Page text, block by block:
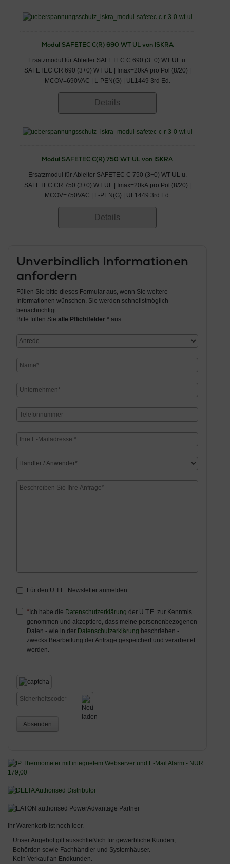
Modul SAFETEC C(R) 690 WT UL von ISKRA
Ersatzmodul für Ableiter SAFETEC C 690 (3+0) WT UL u.
SAFETEC CR 690 (3+0) WT UL | Imax=20kA pro Pol (8/20) |
MCOV=690VAC | L-PEN(G) | UL1449 3rd Ed.
Details
Modul SAFETEC C(R) 750 WT UL von ISKRA
Ersatzmodul für Ableiter SAFETEC C 750 (3+0) WT UL u.
SAFETEC CR 750 (3+0) WT UL | Imax=20kA pro Pol (8/20) |
MCOV=750VAC | L-PEN(G) | UL1449 3rd Ed.
Details
Unverbindlich Informationen
anfordern
Füllen Sie bitte dieses Formular aus, wenn Sie weitere
Informationen wünschen. Sie werden schnellstmöglich
benachrichtigt.
Bitte füllen Sie alle Pflichtfelder * aus.
Für den U.T.E. Newsletter anmelden.
Ich habe die Datenschutzerklärung der U.T.E. zur Kenntnis
genommen und akzeptiere, dass meine personenbezogenen
Daten - wie in der Datenschutzerklärung beschrieben -
zwecks Bearbeitung der Anfrage gespeichert und verarbeitet
werden.
Absenden
Ihr Warenkorb ist noch leer.
Unser Angebot gilt ausschließlich für gewerbliche Kunden,
Behörden sowie Fachhändler und Systemhäuser.
Kein Verkauf an Endkunden.